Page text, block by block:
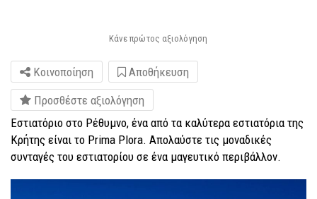
Κάνε πρώτος αξιολόγηση
Κοινοποίηση
Αποθήκευση
Προσθέστε αξιολόγηση
Εστιατόριο στο Ρέθυμνο, ένα από τα καλύτερα εστιατόρια της
Κρήτης είναι το Prima Plora. Απολαύστε τις μοναδικές
συνταγές του εστιατορίου σε ένα μαγευτικό περιβάλλον.